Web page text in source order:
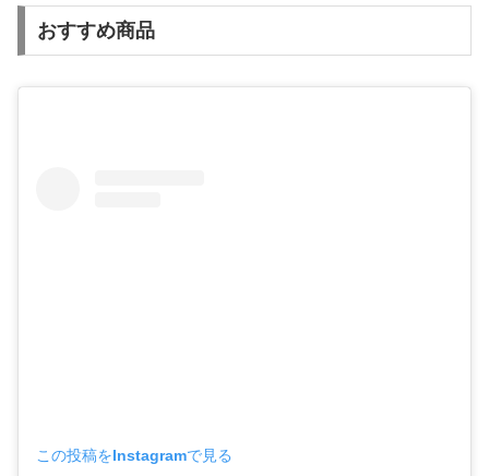
おすすめ商品
この投稿をInstagramで見る